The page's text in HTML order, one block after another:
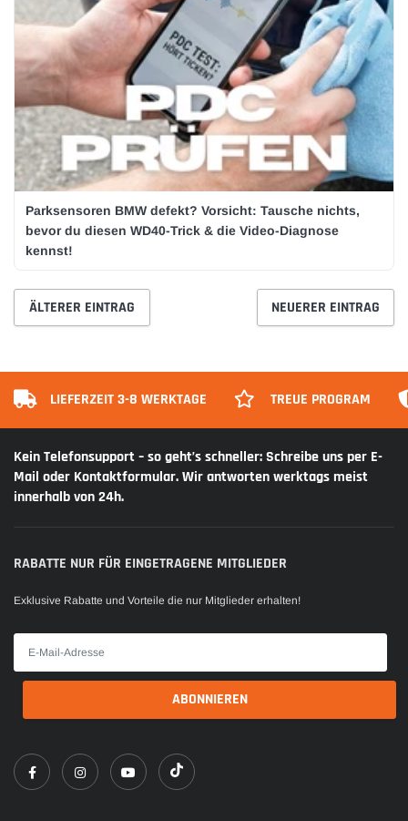
Parksensoren BMW defekt? Vorsicht: Tausche nichts,
bevor du diesen WD40-Trick & die Video-Diagnose
kennst!
ÄLTERER EINTRAG NEUERER EINTRAG
LIEFERZEIT 3-8 WERKTAGE TREUE PROGRAM
Kein Telefonsupport – so geht’s schneller: Schreibe uns per E-
Mail oder Kontaktformular. Wir antworten werktags meist
innerhalb von 24h.
RABATTE NUR FÜR EINGETRAGENE MITGLIEDER
Exklusive Rabatte und Vorteile die nur Mitglieder erhalten!